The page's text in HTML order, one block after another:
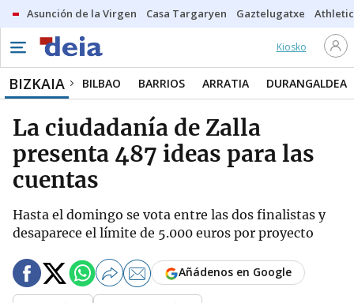
Asunción de la Virgen Casa Targaryen Gaztelugatxe Athletic
Kiosko
BIZKAIA BILBAO BARRIOS ARRATIA DURANGALDEA
La ciudadanía de Zalla
presenta 487 ideas para las
cuentas
Hasta el domingo se vota entre las dos finalistas y
desaparece el límite de 5.000 euros por proyecto
Añádenos en Google